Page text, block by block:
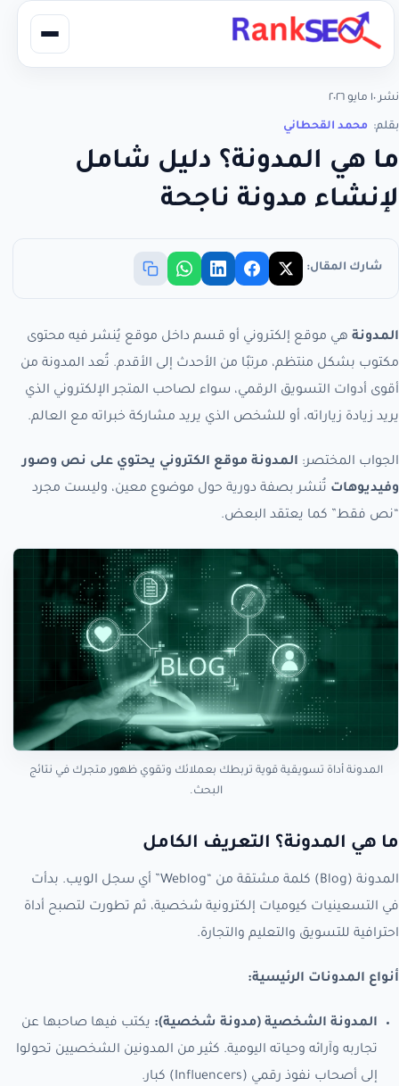
نشر ١٠ مايو ٢٠٢٦
بقلم: محمد القحطاني
ما هي المدونة؟ دليل شامل
لإنشاء مدونة ناجحة
شارك المقال:
المدونة هي موقع إلكتروني أو قسم داخل موقع يُنشر فيه محتوى
مكتوب بشكل منتظم، مرتبًا من الأحدث إلى الأقدم. تُعد المدونة من
أقوى أدوات التسويق الرقمي، سواء لصاحب المتجر الإلكتروني الذي
يريد زيادة زياراته، أو للشخص الذي يريد مشاركة خبراته مع العالم.
الجواب المختصر: المدونة موقع الكتروني يحتوي على نص وصور
وفيديوهات تُنشر بصفة دورية حول موضوع معين، وليست مجرد
“نص فقط” كما يعتقد البعض.
المدونة أداة تسويقية قوية تربطك بعملائك وتقوي ظهور متجرك في نتائج
البحث.
ما هي المدونة؟ التعريف الكامل
المدونة (Blog) كلمة مشتقة من “Weblog” أي سجل الويب. بدأت
في التسعينيات كيوميات إلكترونية شخصية، ثم تطورت لتصبح أداة
احترافية للتسويق والتعليم والتجارة.
أنواع المدونات الرئيسية:
المدونة الشخصية (مدونة شخصية): يكتب فيها صاحبها عن
تجاربه وآرائه وحياته اليومية. كثير من المدونين الشخصيين تحولوا
إلى أصحاب نفوذ رقمي (Influencers) كبار.